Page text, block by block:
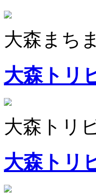
大森まち
大森トリ
大森トリ
大森トリ